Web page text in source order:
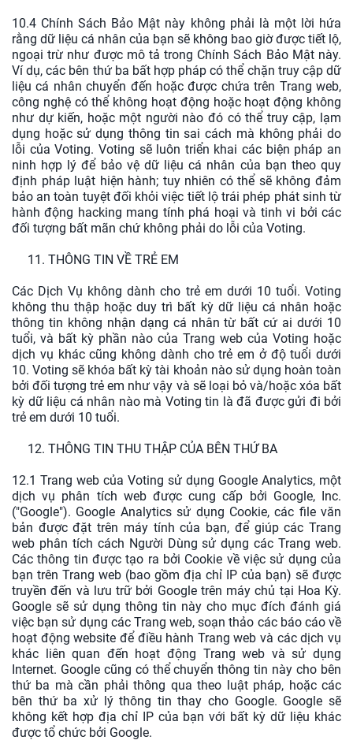
10.4 Chính Sách Bảo Mật này không phải là một lời hứa
rằng dữ liệu cá nhân của bạn sẽ không bao giờ được tiết lộ,
ngoại trừ như được mô tả trong Chính Sách Bảo Mật này.
Ví dụ, các bên thứ ba bất hợp pháp có thể chặn truy cập dữ
liệu cá nhân chuyển đến hoặc được chứa trên Trang web,
công nghệ có thể không hoạt động hoặc hoạt động không
như dự kiến, hoặc một người nào đó có thể truy cập, lạm
dụng hoặc sử dụng thông tin sai cách mà không phải do
lỗi của Voting. Voting sẽ luôn triển khai các biện pháp an
ninh hợp lý để bảo vệ dữ liệu cá nhân của bạn theo quy
định pháp luật hiện hành; tuy nhiên có thể sẽ không đảm
bảo an toàn tuyệt đối khỏi việc tiết lộ trái phép phát sinh từ
hành động hacking mang tính phá hoại và tinh vi bởi các
đối tượng bất mãn chứ không phải do lỗi của Voting.
11. THÔNG TIN VỀ TRẺ EM
Các Dịch Vụ không dành cho trẻ em dưới 10 tuổi. Voting
không thu thập hoặc duy trì bất kỳ dữ liệu cá nhân hoặc
thông tin không nhận dạng cá nhân từ bất cứ ai dưới 10
tuổi, và bất kỳ phần nào của Trang web của Voting hoặc
dịch vụ khác cũng không dành cho trẻ em ở độ tuổi dưới
10. Voting sẽ khóa bất kỳ tài khoản nào sử dụng hoàn toàn
bởi đối tượng trẻ em như vậy và sẽ loại bỏ và/hoặc xóa bất
kỳ dữ liệu cá nhân nào mà Voting tin là đã được gửi đi bởi
trẻ em dưới 10 tuổi.
12. THÔNG TIN THU THẬP CỦA BÊN THỨ BA
12.1 Trang web của Voting sử dụng Google Analytics, một
dịch vụ phân tích web được cung cấp bởi Google, Inc.
("Google"). Google Analytics sử dụng Cookie, các file văn
bản được đặt trên máy tính của bạn, để giúp các Trang
web phân tích cách Người Dùng sử dụng các Trang web.
Các thông tin được tạo ra bởi Cookie về việc sử dụng của
bạn trên Trang web (bao gồm địa chỉ IP của bạn) sẽ được
truyền đến và lưu trữ bởi Google trên máy chủ tại Hoa Kỳ.
Google sẽ sử dụng thông tin này cho mục đích đánh giá
việc bạn sử dụng các Trang web, soạn thảo các báo cáo về
hoạt động website để điều hành Trang web và các dịch vụ
khác liên quan đến hoạt động Trang web và sử dụng
Internet. Google cũng có thể chuyển thông tin này cho bên
thứ ba mà cần phải thông qua theo luật pháp, hoặc các
bên thứ ba xử lý thông tin thay cho Google. Google sẽ
không kết hợp địa chỉ IP của bạn với bất kỳ dữ liệu khác
được tổ chức bởi Google.